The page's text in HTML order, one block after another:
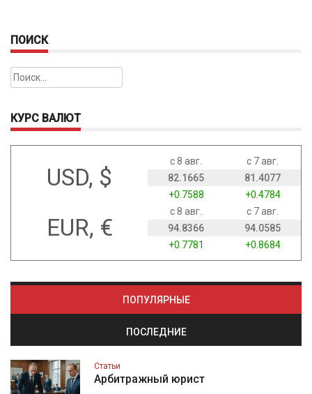
ПОИСК
Найти:
КУРС ВАЛЮТ
USD, $
с 8 авг.
с 7 авг.
82.1665
81.4077
+0.7588
+0.4784
EUR, €
с 8 авг.
с 7 авг.
94.8366
94.0585
+0.7781
+0.8684
ПОПУЛЯРНЫЕ
ПОСЛЕДНИЕ
Статьи
Арбитражный юрист